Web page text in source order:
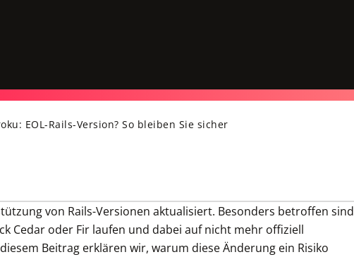
EOL-Rails-Version? So bleiben Sie sicher
von Rails-Versionen aktualisiert. Besonders betroffen sind
Cedar oder Fir laufen und dabei auf nicht mehr offiziell
Beitrag erklären wir, warum diese Änderung ein Risiko